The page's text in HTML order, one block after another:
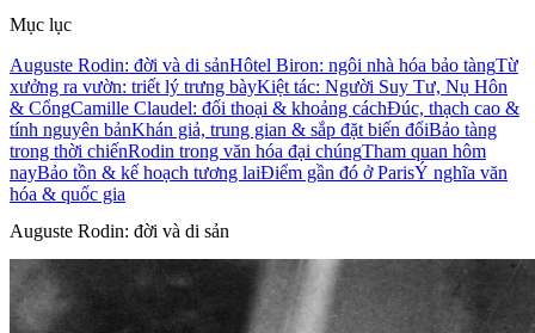
Mục lục
Auguste Rodin: đời và di sảnHôtel Biron: ngôi nhà hóa bảo tàngTừ
xưởng ra vườn: triết lý trưng bàyKiệt tác: Người Suy Tư, Nụ Hôn
& CổngCamille Claudel: đối thoại & khoảng cáchĐúc, thạch cao &
tính nguyên bảnKhán giả, trung gian & sắp đặt biến đổiBảo tàng
trong thời chiếnRodin trong văn hóa đại chúngTham quan hôm
nayBảo tồn & kế hoạch tương laiĐiểm gần đó ở ParisÝ nghĩa văn
hóa & quốc gia
Auguste Rodin: đời và di sản